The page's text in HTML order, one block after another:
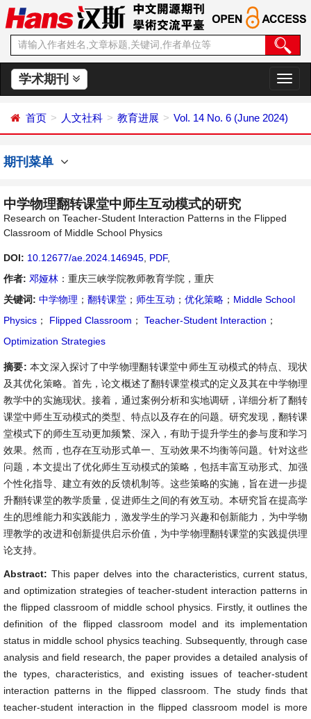
学术期刊
切
换
航
首页 人文社科 教育进展 Vol. 14 No. 6 (June 2024)
期刊菜单
中学物理翻转课堂中师生互动模式的研究
Research on Teacher-Student Interaction Patterns in the Flipped
Classroom of Middle School Physics
DOI: 10.12677/ae.2024.146945 PDF,
作者: 邓娅林 ：重庆三峡学院教师教育学院，重庆
关键词: 中学物理 ； 翻转课堂 ； 师生互动 ； 优化策略 ； Middle School
Physics ； Flipped Classroom ； Teacher-Student Interaction ；
Optimization Strategies
摘要: 本文深入探讨了中学物理翻转课堂中师生互动模式的特点、现状
及其优化策略。首先，论文概述了翻转课堂模式的定义及其在中学物理
教学中的实施现状。接着，通过案例分析和实地调研，详细分析了翻转
课堂中师生互动模式的类型、特点以及存在的问题。研究发现，翻转课
堂模式下的师生互动更加频繁、深入，有助于提升学生的参与度和学习
效果。然而，也存在互动形式单一、互动效果不均衡等问题。针对这些
问题，本文提出了优化师生互动模式的策略，包括丰富互动形式、加强
个性化指导、建立有效的反馈机制等。这些策略的实施，旨在进一步提
升翻转课堂的教学质量，促进师生之间的有效互动。本研究旨在提高学
生的思维能力和实践能力，激发学生的学习兴趣和创新能力，为中学物
理教学的改进和创新提供启示价值，为中学物理翻转课堂的实践提供理
论支持。
Abstract: This paper delves into the characteristics, current status,
and optimization strategies of teacher-student interaction patterns in
the flipped classroom of middle school physics. Firstly, it outlines the
definition of the flipped classroom model and its implementation
status in middle school physics teaching. Subsequently, through case
analysis and field research, the paper provides a detailed analysis of
the types, characteristics, and existing issues of teacher-student
interaction patterns in the flipped classroom. The study finds that
teacher-student interaction in the flipped classroom model is more